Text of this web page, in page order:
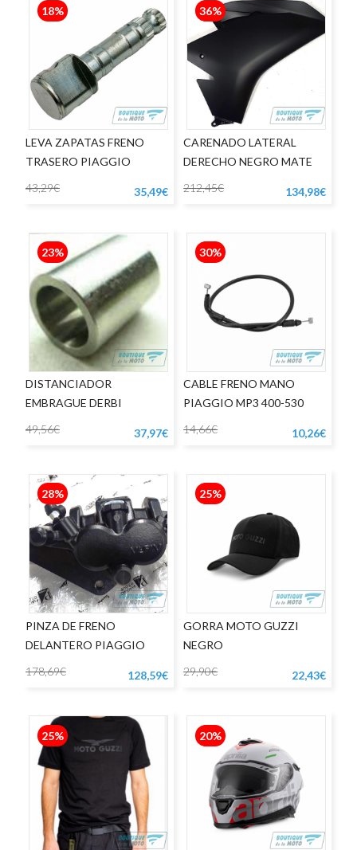
18%
LEVA ZAPATAS FRENO
TRASERO PIAGGIO
43,29€
35,49€
36%
CARENADO LATERAL
DERECHO NEGRO MATE
212,45€ 134,98€
23%
DISTANCIADOR
EMBRAGUE DERBI
49,56€
37,97€
30%
CABLE FRENO MANO
PIAGGIO MP3 400-530
14,66€
10,26€
28%
PINZA DE FRENO
DELANTERO PIAGGIO
178,69€ 128,59€
25%
GORRA MOTO GUZZI
NEGRO
29,90€
22,43€
25% 20%